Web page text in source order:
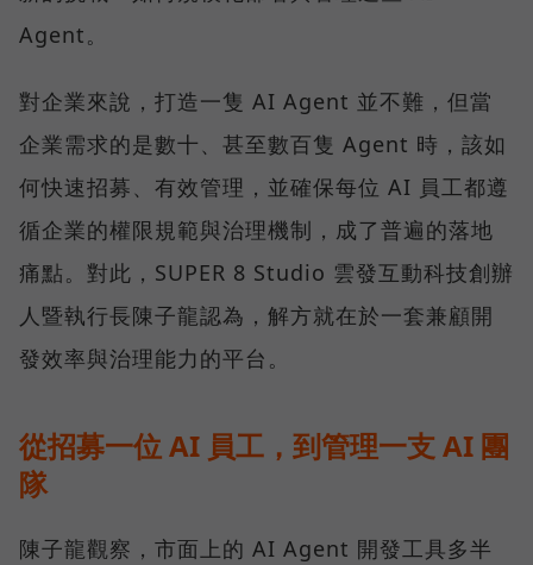
Agent。
對企業來說，打造一隻 AI Agent 並不難，但當
企業需求的是數十、甚至數百隻 Agent 時，該如
何快速招募、有效管理，並確保每位 AI 員工都遵
循企業的權限規範與治理機制，成了普遍的落地
痛點。對此，SUPER 8 Studio 雲發互動科技創辦
人暨執行長陳子龍認為，解方就在於一套兼顧開
發效率與治理能力的平台。
從招募一位 AI 員工，到管理一支 AI 團
隊
陳子龍觀察，市面上的 AI Agent 開發工具多半